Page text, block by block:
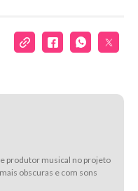
e produtor musical no projeto
obscuras e com sons